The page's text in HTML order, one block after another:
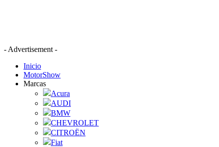
- Advertisement -
Inicio
MotorShow
Marcas
Acura
AUDI
BMW
CHEVROLET
CITROËN
Fiat